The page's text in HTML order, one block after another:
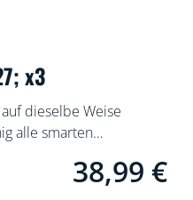
x3
dieselbe Weise
alle smarten
es Dir etwas wirklich
Aktueller Preis ist
38,99 €